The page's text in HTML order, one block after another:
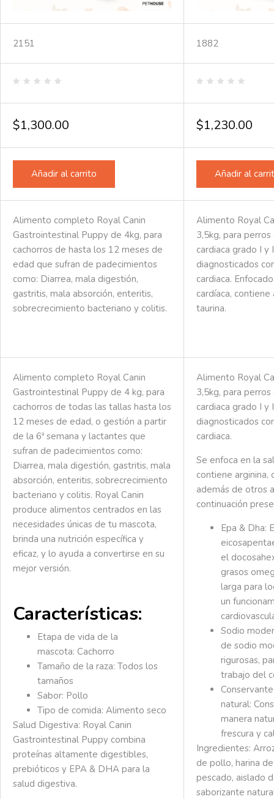
2151 1882
de
5
de
5
$1,300.00 $1,230.00
Añadir al carrito Añadir al
Alimento completo Royal Canin
Gastrointestinal Puppy de 4kg, para
cachorros de hasta los 12 meses de
edad que sufran de padecimientos
como: Diarrea, mala digestión,
gastritis, mala absorción, enteritis,
sobrecrecimiento bacteriano y colitis.
Alimento Royal
3,5kg, para
cardiaca grado I y
diagnosticados
cardiaca.
cardíaca, contiene
taurina.
Alimento completo Royal Canin
Gastrointestinal Puppy de 4 kg, para
cachorros de todas las tallas hasta los
12 meses de edad, o gestión a partir
de la 6ª semana y lactantes que
sufran de padecimientos como:
Diarrea, mala digestión, gastritis, mala
absorción, enteritis, sobrecrecimiento
bacteriano y colitis. Royal Canin
produce alimentos centrados en las
necesidades únicas de tu mascota,
brinda una nutrición específica y
eficaz, y lo ayuda a convertirse en su
mejor versión.
Características:
Etapa de vida de la
mascota: Cachorro
Tamaño de la raza: Todos los
tamaños
Sabor: Pollo
Tipo de comida: Alimento seco
Salud Digestiva: Royal Canin
Gastrointestinal Puppy combina
proteínas altamente digestibles,
prebióticos y EPA & DHA para la
salud digestiva.
Alimento Royal
3,5kg, para
cardiaca grado I y
diagnosticados
cardiaca.
Se enfoca en la
contiene arginina,
además de otros
continuación
Epa & Dha:
el
grasos
larga para
un
Sodio
de sodio
rigurosas,
trabajo del
Conservante
natural:
manera
frescura y
Ingredientes:
de pollo, harina
pescado, aislado
saborizante